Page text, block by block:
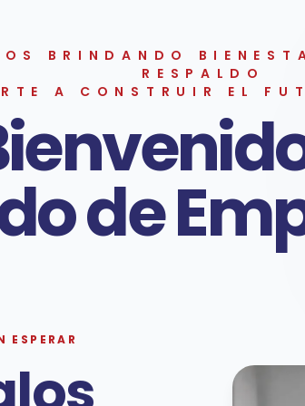
BRINDANDO
RESPALDO
A CONSTRUIR EL
de
ESPERAR